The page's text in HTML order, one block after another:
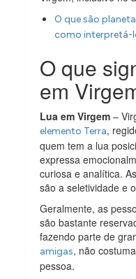
O que são
como interpretá-
O que
em
Lua em Virgem –
elemento Terra,
quem tem a lua
expressa
curiosa e analítica.
são a seletividade e
Geralmente, as
são bastante
fazendo parte de
amigas, não
pessoa.